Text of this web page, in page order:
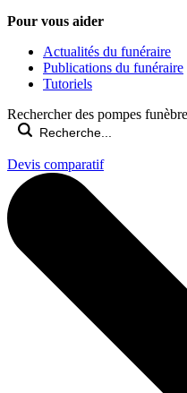
Pour vous aider
Actualités du funéraire
Publications du funéraire
Tutoriels
Rechercher des pompes
Devis comparatif